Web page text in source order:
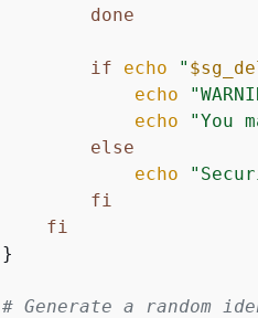
done
if echo "
echo
echo
"You
else
echo
fi
fi
}
# Generate a random